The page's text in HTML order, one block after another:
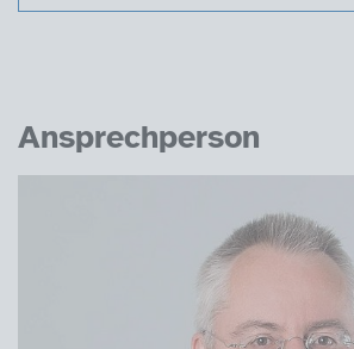
Ansprechperson